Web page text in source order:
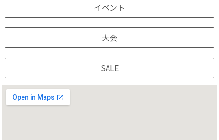
イベント
大会
SALE